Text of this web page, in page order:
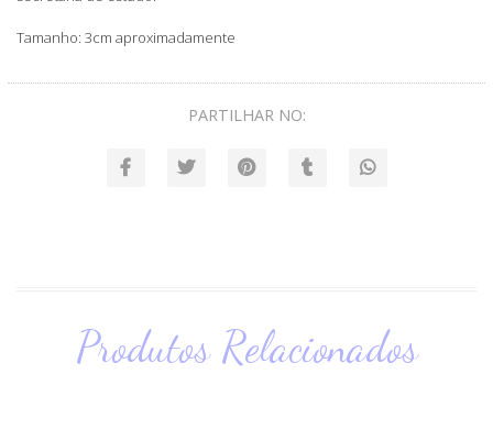
Tamanho: 3cm aproximadamente
PARTILHAR NO:
Produtos Relacionados